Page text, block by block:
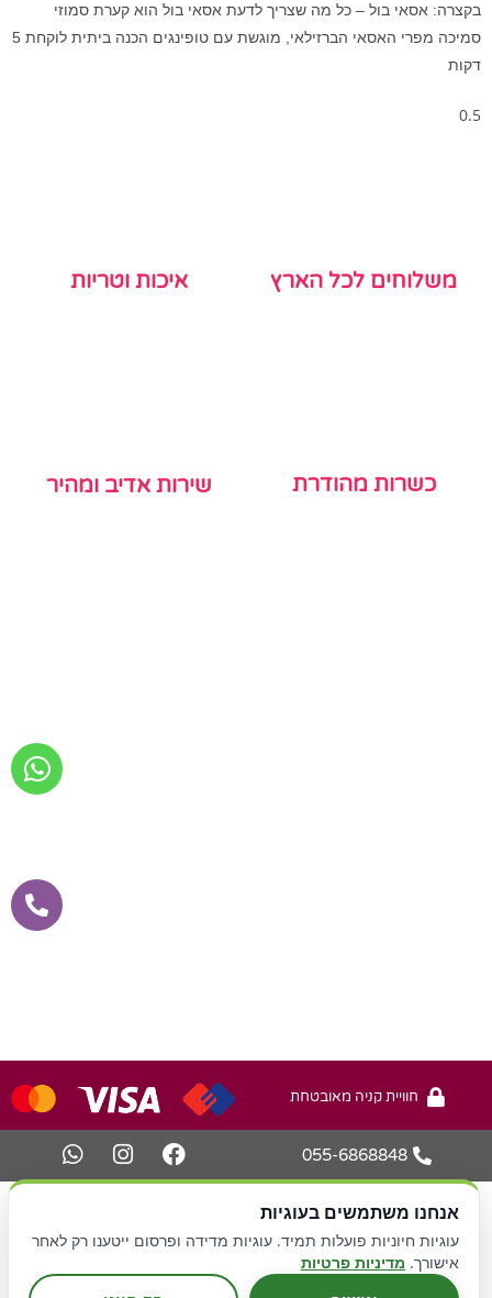
בקצרה: אסאי בול – כל מה שצריך לדעת אסאי בול הוא קערת סמוזי
סמיכה מפרי האסאי הברזילאי, מוגשת עם טופינגים הכנה ביתית לוקחת 5
דקות
משלוחים לכל הארץ איכות וטריות
כשרות מהודרת שירות אדיב ומהיר
חוויית קניה מאובטחת
055-6868848
עיצוב ובניית אתר -
קידום אתרים Avinu.co.il
אנחנו משתמשים בעוגיות
עוגיות חיוניות פועלות תמיד. עוגיות מדידה ופרסום ייטענו רק לאחר
אישורך. מדיניות פרטיות